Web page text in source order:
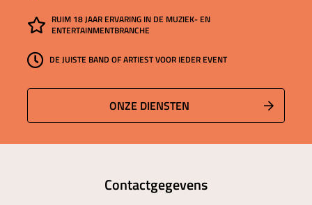
RUIM 18 JAAR ERVARING IN DE MUZIEK- EN
ENTERTAINMENTBRANCHE
DE JUISTE BAND OF ARTIEST VOOR IEDER EVENT
ONZE DIENSTEN
Contactgegevens